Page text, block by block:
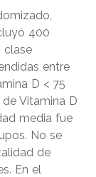
400
clase
entre
D < 75
Vitamina D
media fue
No se
de
En el